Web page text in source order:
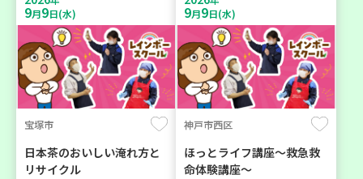
9月9日(水)
宝塚市
日本茶のおいしい淹れ方と
リサイクル
9月9日(水)
神戸市西区
ほっとライフ講座～救急救
命体験講座～